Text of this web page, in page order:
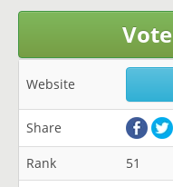
Website
Share
Rank
51